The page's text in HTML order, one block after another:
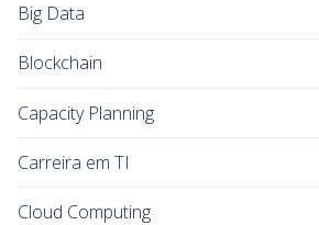
Big Data
Blockchain
Capacity Planning
Carreira em TI
Cloud Computing